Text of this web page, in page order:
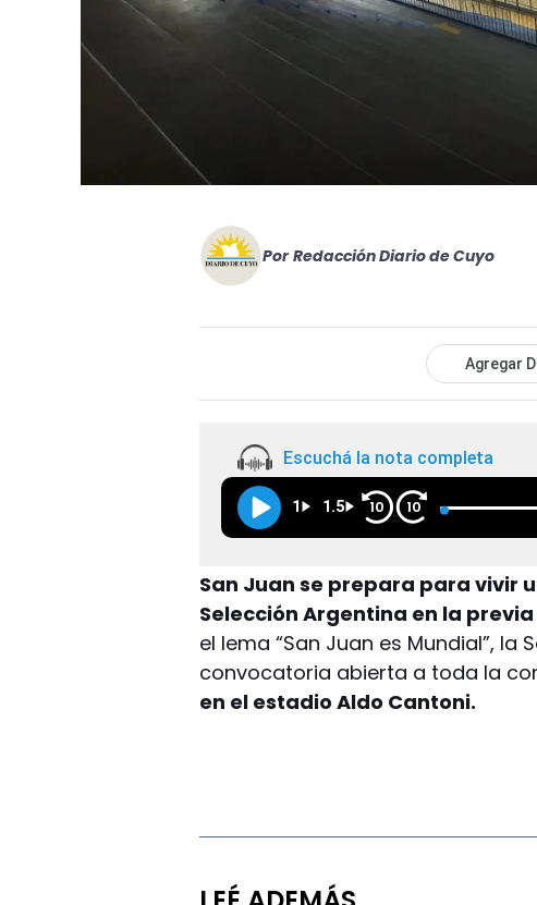
Por Redacción Diario de Cuyo
Agregar
Escuchá la nota completa
1 1.5 10 10
San Juan se prepara para vivir
Selección Argentina en la
el lema “San Juan es Mundial”,
convocatoria abierta a toda la
en el estadio Aldo Cantoni.